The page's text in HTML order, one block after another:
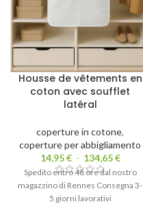
Housse de vêtements en
coton avec soufflet
latéral
coperture in cotone,
coperture per abbigliamento
14,95€ - 134,65€
Spedito entro 48 ore dal nostro
magazzino di Rennes Consegna 3-
5 giorni lavorativi